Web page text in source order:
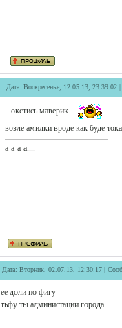
Дата: Воскресенье, 12.05.13, 23:39:02
...окстись маверик...
возле амилки вроде как буде
а-а-а-а....
Дата: Вторник, 02.07.13, 12:30:17 |
ее доли по фигу
тьфу ты администации города